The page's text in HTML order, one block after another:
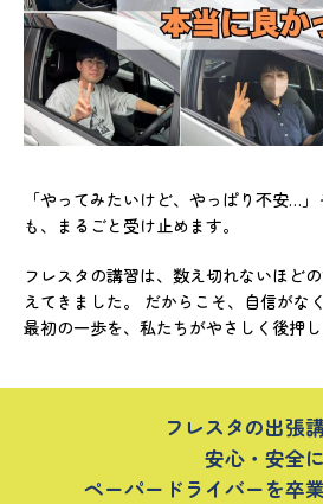
「やってみたいけど、やっぱり不安…
も、まるごと受け止めます。
フレスタの講習は、数え切れないほど
えてきました。 だからこそ、自信がな
最初の一歩を、私たちがやさしく後押し
フレスタの出張
安心・安全に
ペーパードライバーを卒